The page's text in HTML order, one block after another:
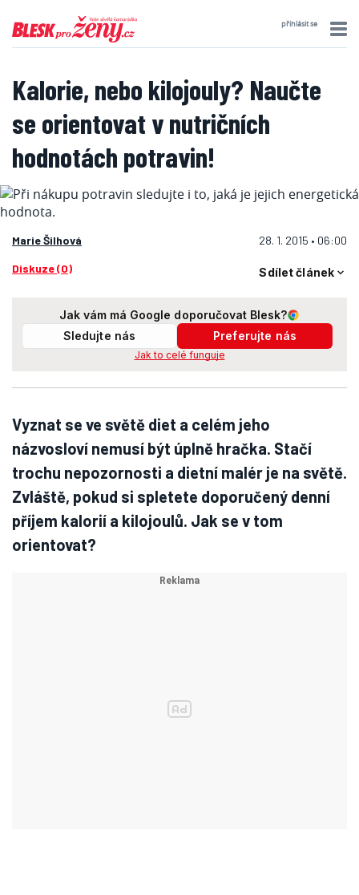
přihlásit se
Kalorie, nebo kilojouly? Naučte
se orientovat v nutričních
hodnotách potravin!
Marie Šilhová 28. 1. 2015 • 06:00
Diskuze (0) Sdílet článek
Jak vám má Google doporučovat Blesk?
Sledujte nás
Preferujte nás
Jak to celé funguje
Vyznat se ve světě diet a celém jeho
názvosloví nemusí být úplně hračka. Stačí
trochu nepozornosti a dietní malér je na světě.
Zvláště, pokud si spletete doporučený denní
příjem kalorií a kilojoulů. Jak se v tom
orientovat?